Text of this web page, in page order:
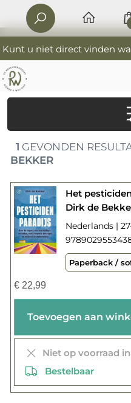
1 GEVONDEN
BEKKER
Het
Dirk de
Nederlands |
Paperback /
€22,99
Toevoegen aan
Niet op voorraad
Bestelbaar